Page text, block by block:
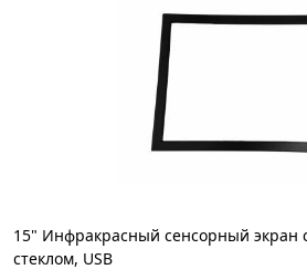
15" Инфракрасный сенсорный экран
стеклом, USB